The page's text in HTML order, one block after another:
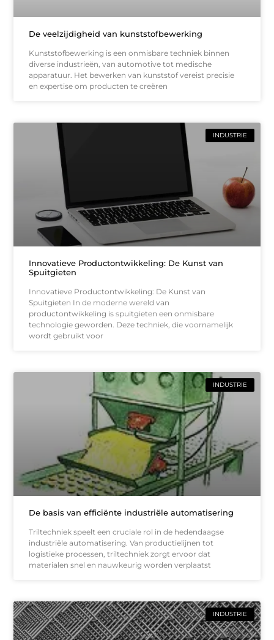
De veelzijdigheid van kunststofbewerking
Kunststofbewerking is een onmisbare techniek binnen
diverse industrieën, van automotive tot medische
apparatuur. Het bewerken van kunststof vereist precisie
en expertise om producten te creëren
INDUSTRIE
Innovatieve Productontwikkeling: De Kunst van
Spuitgieten
Innovatieve Productontwikkeling: De Kunst van
Spuitgieten In de moderne wereld van
productontwikkeling is spuitgieten een onmisbare
technologie geworden. Deze techniek, die voornamelijk
wordt gebruikt voor
INDUSTRIE
De basis van efficiënte industriële automatisering
Triltechniek speelt een cruciale rol in de hedendaagse
industriële automatisering. Van productielijnen tot
logistieke processen, triltechniek zorgt ervoor dat
materialen snel en nauwkeurig worden verplaatst
INDUSTRIE